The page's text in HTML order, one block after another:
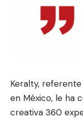
Keralty,
en México, le ha
creativa 360